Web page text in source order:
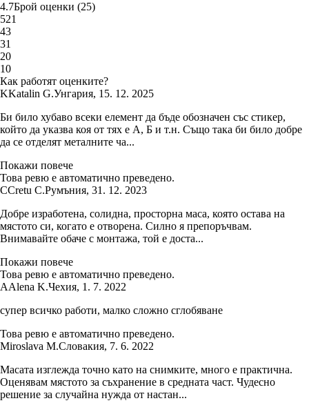
4.7Брой оценки (25)
521
43
31
20
10
Как работят оценките?
KKatalin G.Унгария, 15. 12. 2025
Би било хубаво всеки елемент да бъде обозначен със стикер,
който да указва коя от тях е А, Б и т.н. Също така би било добре
да се отделят металните ча...
Покажи повече
Това ревю е автоматично преведено.
CCretu C.Румъния, 31. 12. 2023
Добре изработена, солидна, просторна маса, която остава на
мястото си, когато е отворена. Силно я препоръчвам.
Внимавайте обаче с монтажа, той е доста...
Покажи повече
Това ревю е автоматично преведено.
AAlena K.Чехия, 1. 7. 2022
супер всичко работи, малко сложно сглобяване
Това ревю е автоматично преведено.
Miroslava M.Словакия, 7. 6. 2022
Масата изглежда точно като на снимките, много е практична.
Оценявам мястото за съхранение в средната част. Чудесно
решение за случайна нужда от настан...